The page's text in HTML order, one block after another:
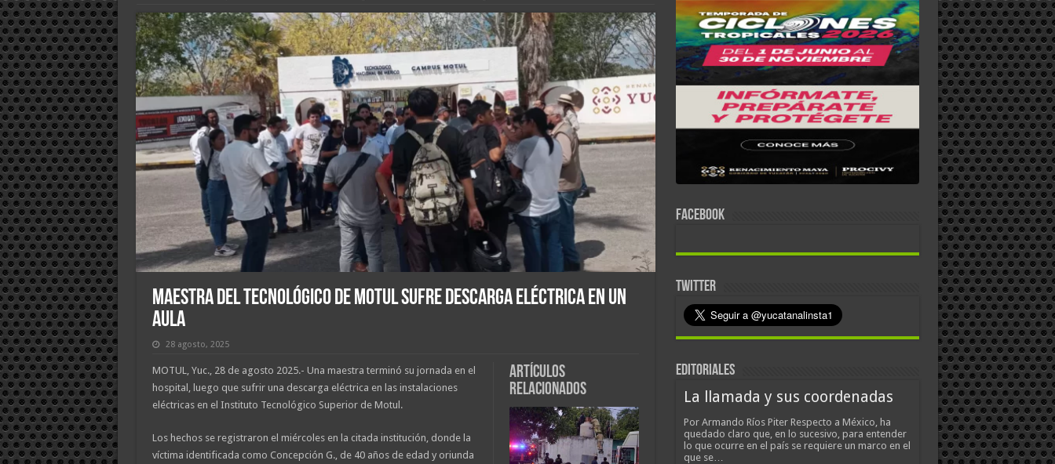
Maestra del Tecnológico de Motul sufre descarga eléctrica en un
aula
28 agosto, 2025
Artículos
relacionados
MOTUL, Yuc., 28 de agosto 2025.- Una maestra terminó su jornada en el
hospital, luego que sufrir una descarga eléctrica en las instalaciones
eléctricas en el Instituto Tecnológico Superior de Motul.
Los hechos se registraron el miércoles en la citada institución, donde la
víctima identificada como Concepción G., de 40 años de edad y oriunda
FACEBOOK
TWITTER
EDITORIALES
La llamada y sus coordenadas
Por Armando Ríos Piter Respecto a México, ha
quedado claro que, en lo sucesivo, para entender
lo que ocurre en el país se requiere un marco en el
que se…